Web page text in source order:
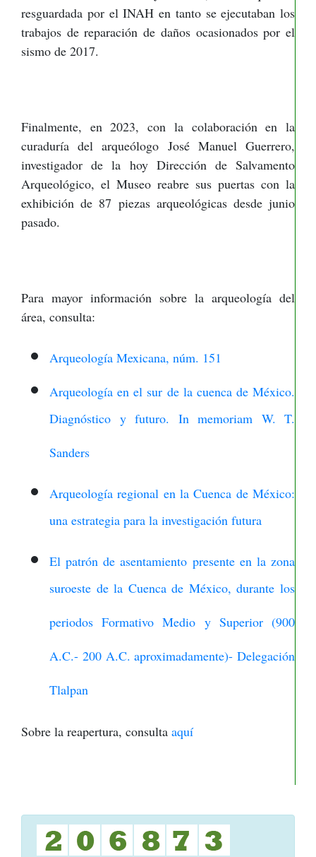
resguardada por el INAH en tanto se ejecutaban los
trabajos de reparación de daños ocasionados por el
sismo de 2017.
Finalmente, en 2023, con la colaboración en la
curaduría del arqueólogo José Manuel Guerrero,
investigador de la hoy Dirección de Salvamento
Arqueológico, el Museo reabre sus puertas con la
exhibición de 87 piezas arqueológicas desde junio
pasado.
Para mayor información sobre la arqueología del
área, consulta:
Arqueología Mexicana, núm. 151
Arqueología en el sur de la cuenca de México.
Diagnóstico y futuro. In memoriam W. T.
Sanders
Arqueología regional en la Cuenca de México:
una estrategia para la investigación futura
El patrón de asentamiento presente en la zona
suroeste de la Cuenca de México, durante los
periodos Formativo Medio y Superior (900
A.C.- 200 A.C. aproximadamente)- Delegación
Tlalpan
Sobre la reapertura, consulta aquí